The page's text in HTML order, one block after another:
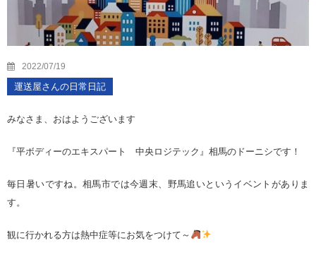
2022/07/19
運送屋さんの日常日記
みなさま、おはようございます
『平ボディーのエキスパート 中央ロジテック』相馬のドーニシです！
毎日暑いですね。相馬市では今週末、野馬追いというイベントがありま
す。
観に行かれる方は熱中症等にお気をつけて～